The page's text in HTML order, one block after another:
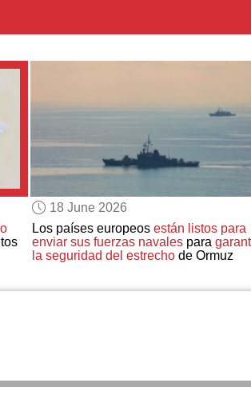
18 June 2026
Los países europeos están listos para
enviar sus fuerzas navalespara
la seguridad del estrechode Ormuz